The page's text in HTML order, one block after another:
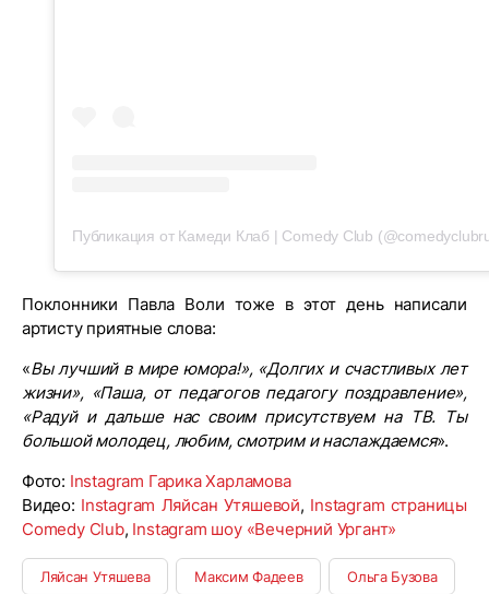
Публикация от Камеди Клаб | Comedy Club
Поклонники Павла Воли тоже в этот день написали
артисту приятные слова:
«Вы лучший в мире юмора!», «Долгих и счастливых лет
жизни», «Паша, от педагогов педагогу поздравление»,
«Радуй и дальше нас своим присутствуем на ТВ. Ты
большой молодец, любим, смотрим и наслаждаемся».
Фото: Instagram Гарика Харламова
Видео: Instagram Ляйсан Утяшевой, Instagram страницы
Comedy Club, Instagram шоу «Вечерний Ургант»
Ляйсан Утяшева Максим Фадеев Ольга Бузова